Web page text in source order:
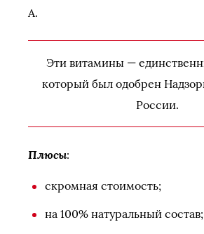
A.
Эти витамины —
который был одобрен
России.
Плюсы:
скромная стоимость;
на 100% натуральный состав;